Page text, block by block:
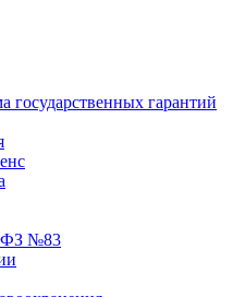
государственных гарантий
ФЗ №83